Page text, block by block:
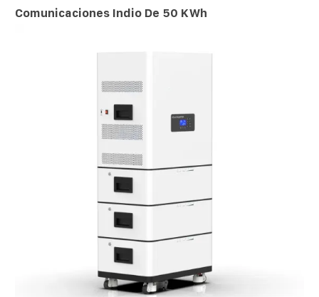
Comunicaciones Indio De 50 KWh